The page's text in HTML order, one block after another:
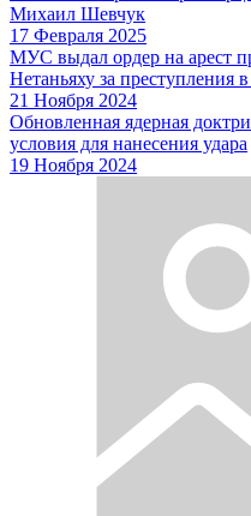
Михаил Шевчук
17 Февраля 2025
МУС выдал ордер на арест
Нетаньяху за преступления в
21 Ноября 2024
Обновленная ядерная
условия для нанесения удара
19 Ноября 2024